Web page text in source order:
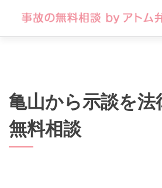
亀山から示談を法
無料相談